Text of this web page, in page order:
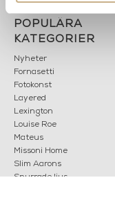
POPULÄRA
KATEGORIER
Nyheter
Fornasetti
Fotokonst
Layered
Lexington
Louise Roe
Mateus
Missoni Home
Slim Aarons
Snurrade ljus